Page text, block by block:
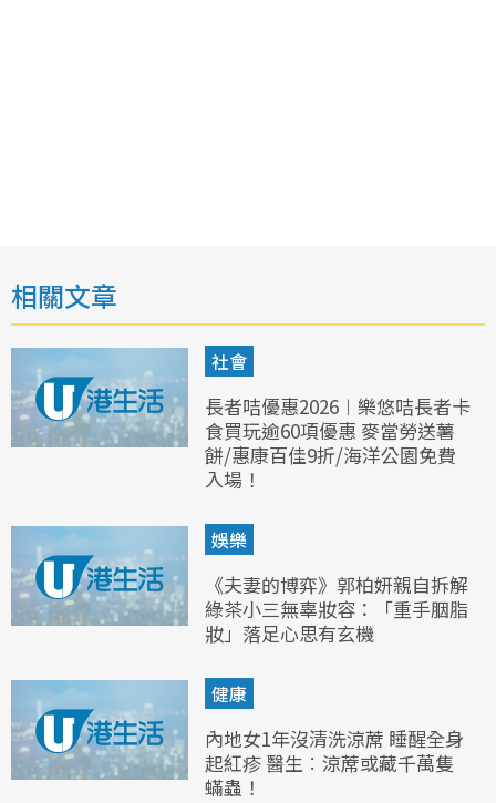
相關文章
社會
長者咭優惠2026︱樂悠咭長者卡
食買玩逾60項優惠 麥當勞送薯
餅/惠康百佳9折/海洋公園免費
入場！
娛樂
《夫妻的博弈》郭柏妍親自拆解
綠茶小三無辜妝容：「重手胭脂
妝」落足心思有玄機
健康
內地女1年沒清洗涼蓆 睡醒全身
起紅疹 醫生︰涼蓆或藏千萬隻
蟎蟲！